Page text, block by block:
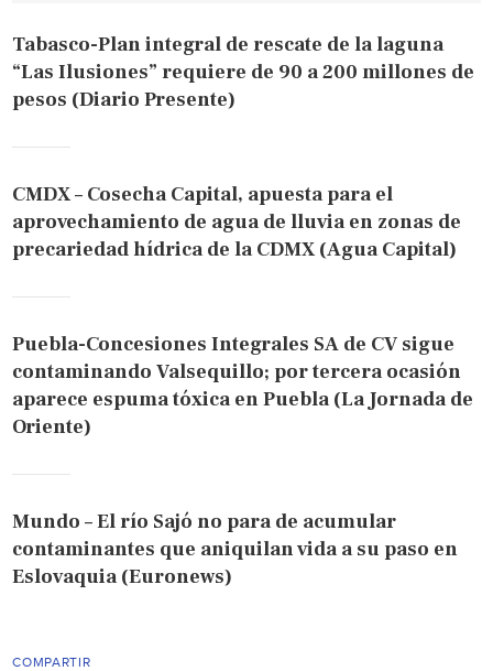
Tabasco-Plan integral de rescate de la laguna
“Las Ilusiones” requiere de 90 a 200 millones de
pesos (Diario Presente)
CMDX – Cosecha Capital, apuesta para el
aprovechamiento de agua de lluvia en zonas de
precariedad hídrica de la CDMX (Agua Capital)
Puebla-Concesiones Integrales SA de CV sigue
contaminando Valsequillo; por tercera ocasión
aparece espuma tóxica en Puebla (La Jornada de
Oriente)
Mundo – El río Sajó no para de acumular
contaminantes que aniquilan vida a su paso en
Eslovaquia (Euronews)
COMPARTIR